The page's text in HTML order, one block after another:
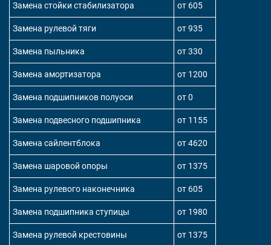
Замена стойки стабилизатора от 605
Замена рулевой тяги от 935
Замена пыльника от 330
Замена амортизатора от 1200
Замена подшипников полуоси от 0
Замена подвесного подшипника от 1155
Замена сайлентблока от 4620
Замена шаровой опоры от 1375
Замена рулевого наконечника от 605
Замена подшипника ступицы от 1980
Замена рулевой крестовины от 1375